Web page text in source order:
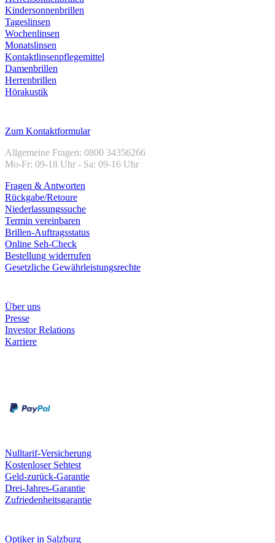
Kindersonnenbrillen
Tageslinsen
Wochenlinsen
Monatslinsen
Kontaktlinsenpflegemittel
Damenbrillen
Herrenbrillen
Hörakustik
Zum Kontaktformular
Allgemeine Fragen: 0800 34356266
Mo-Fr: 09-18 Uhr - Sa: 09-16 Uhr
Fragen & Antworten
Rückgabe/Retoure
Niederlassungssuche
Termin vereinbaren
Brillen-Auftragsstatus
Online Seh-Check
Bestellung widerrufen
Gesetzliche Gewährleistungsrechte
Über uns
Presse
Investor Relations
Karriere
Nulltarif-Versicherung
Kostenloser Sehtest
Geld-zurück-Garantie
Drei-Jahres-Garantie
Zufriedenheitsgarantie
Optiker in Salzburg